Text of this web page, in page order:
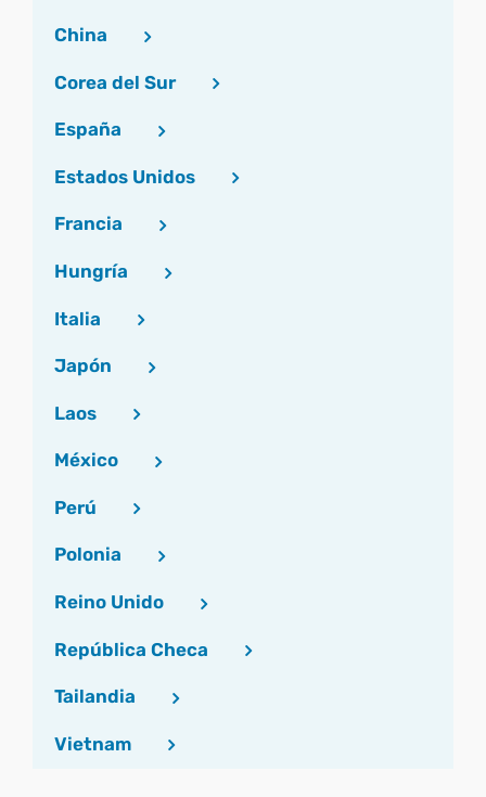
China
Corea del Sur
España
Estados Unidos
Francia
Hungría
Italia
Japón
Laos
México
Perú
Polonia
Reino Unido
República Checa
Tailandia
Vietnam